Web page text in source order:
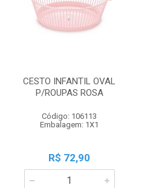
CESTO INFANTIL OVAL
P/ROUPAS ROSA
Código: 106113
Embalagem: 1X1
R$ 72,90